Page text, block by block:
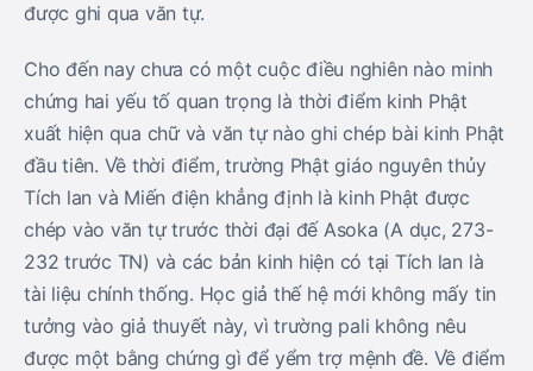
được ghi qua văn tự.
Cho đến nay chưa có một cuộc điều nghiên nào minh
chứng hai yếu tố quan trọng là thời điểm kinh Phật
xuất hiện qua chữ và văn tự nào ghi chép bài kinh Phật
đầu tiên. Về thời điểm, trường Phật giáo nguyên thủy
Tích lan và Miến điện khẳng định là kinh Phật được
chép vào văn tự trước thời đại đế Asoka (A dục, 273-
232 trước TN) và các bản kinh hiện có tại Tích lan là
tài liệu chính thống. Học giả thế hệ mới không mấy tin
tưởng vào giả thuyết này, vì trường pali không nêu
được một bằng chứng gì để yểm trợ mệnh đề. Về điểm